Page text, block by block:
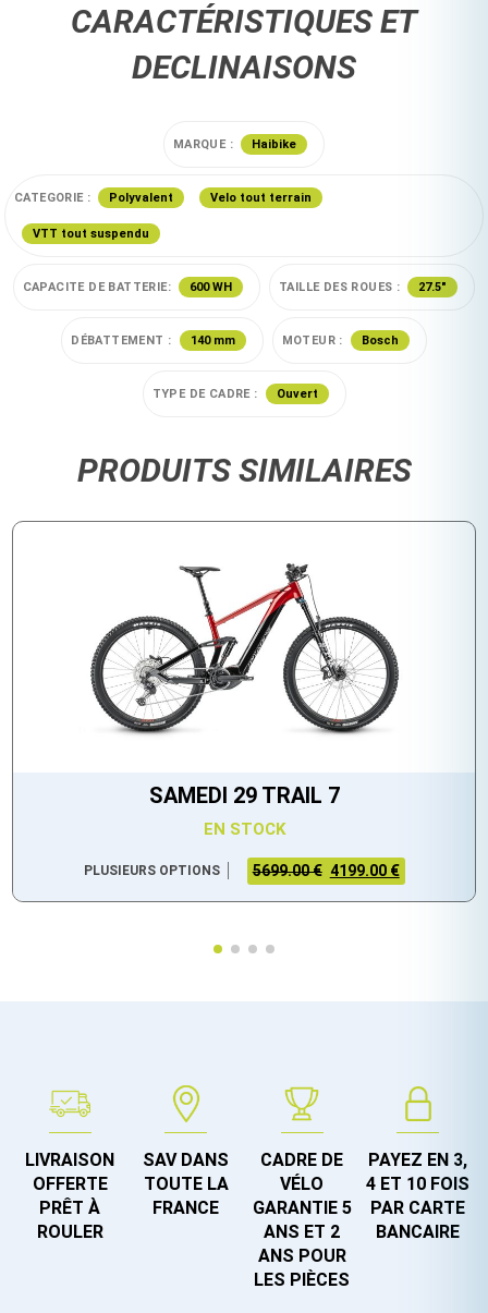
CARACTÉRISTIQUES ET
DECLINAISONS
MARQUE : Haibike
CATEGORIE : Polyvalent Velo tout terrain
VTT tout suspendu
CAPACITE DE BATTERIE: 600 WH TAILLE DES ROUES : 27.5"
DÉBATTEMENT : 140 mm MOTEUR : Bosch
TYPE DE CADRE : Ouvert
PRODUITS SIMILAIRES
SAMEDI 29 TRAIL 7
EN STOCK
PLUSIEURS OPTIONS 5699.00 € 4199.00 €
LIVRAISON
OFFERTE
PRÊT À
ROULER
SAV DANS
TOUTE LA
FRANCE
CADRE DE
VÉLO
GARANTIE 5
ANS ET 2
ANS POUR
LES PIÈCES
PAYEZ EN 3,
4 ET 10 FOIS
PAR CARTE
BANCAIRE